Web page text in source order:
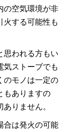
の空気環境が非
火する可能性も
思われる方もい
気ストーブでも
のモノは一定の
もありますの
りません。
合は発火の可能